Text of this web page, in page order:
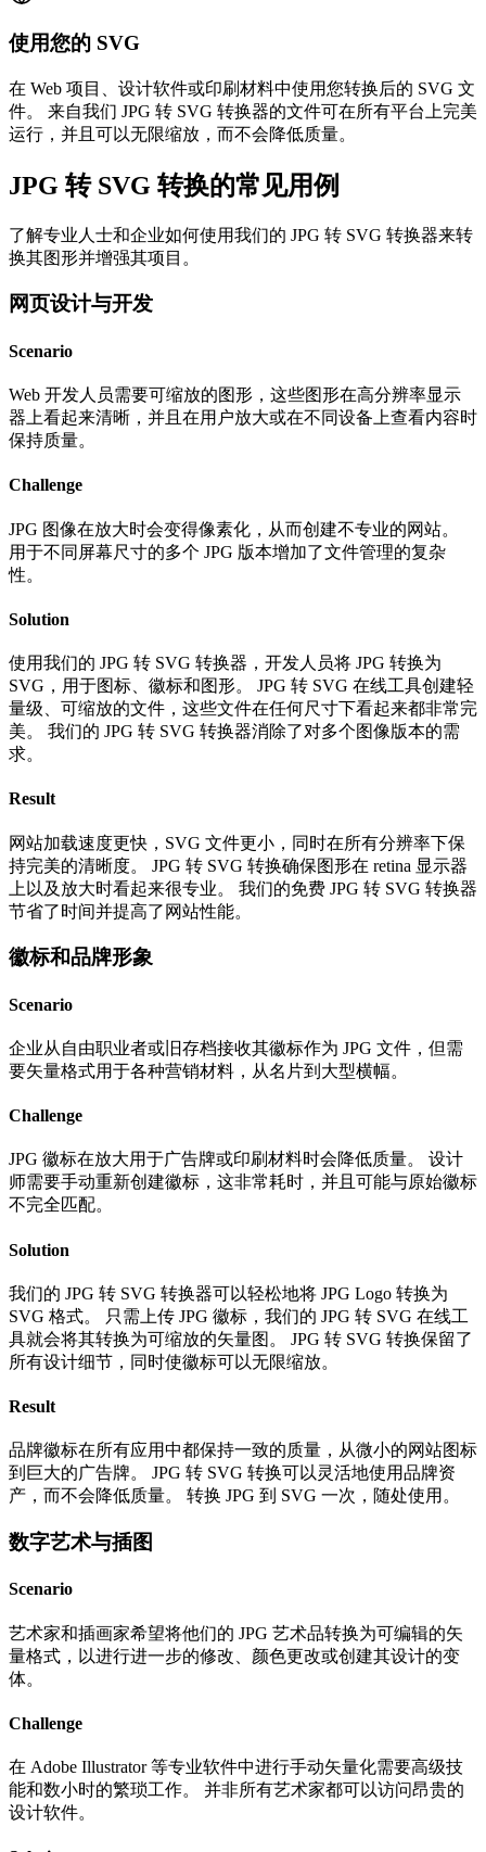
使用您的 SVG
在 Web 项目、设计软件或印刷材料中使用您转换后的 SVG 文
件。 来自我们 JPG 转 SVG 转换器的文件可在所有平台上完美
运行，并且可以无限缩放，而不会降低质量。
JPG 转 SVG 转换的常见用例
了解专业人士和企业如何使用我们的 JPG 转 SVG 转换器来转
换其图形并增强其项目。
网页设计与开发
Scenario
Web 开发人员需要可缩放的图形，这些图形在高分辨率显示
器上看起来清晰，并且在用户放大或在不同设备上查看内容时
保持质量。
Challenge
JPG 图像在放大时会变得像素化，从而创建不专业的网站。
用于不同屏幕尺寸的多个 JPG 版本增加了文件管理的复杂
性。
Solution
使用我们的 JPG 转 SVG 转换器，开发人员将 JPG 转换为
SVG，用于图标、徽标和图形。 JPG 转 SVG 在线工具创建轻
量级、可缩放的文件，这些文件在任何尺寸下看起来都非常完
美。 我们的 JPG 转 SVG 转换器消除了对多个图像版本的需
求。
Result
网站加载速度更快，SVG 文件更小，同时在所有分辨率下保
持完美的清晰度。 JPG 转 SVG 转换确保图形在 retina 显示器
上以及放大时看起来很专业。 我们的免费 JPG 转 SVG 转换器
节省了时间并提高了网站性能。
徽标和品牌形象
Scenario
企业从自由职业者或旧存档接收其徽标作为 JPG 文件，但需
要矢量格式用于各种营销材料，从名片到大型横幅。
Challenge
JPG 徽标在放大用于广告牌或印刷材料时会降低质量。 设计
师需要手动重新创建徽标，这非常耗时，并且可能与原始徽标
不完全匹配。
Solution
我们的 JPG 转 SVG 转换器可以轻松地将 JPG Logo 转换为
SVG 格式。 只需上传 JPG 徽标，我们的 JPG 转 SVG 在线工
具就会将其转换为可缩放的矢量图。 JPG 转 SVG 转换保留了
所有设计细节，同时使徽标可以无限缩放。
Result
品牌徽标在所有应用中都保持一致的质量，从微小的网站图标
到巨大的广告牌。 JPG 转 SVG 转换可以灵活地使用品牌资
产，而不会降低质量。 转换 JPG 到 SVG 一次，随处使用。
数字艺术与插图
Scenario
艺术家和插画家希望将他们的 JPG 艺术品转换为可编辑的矢
量格式，以进行进一步的修改、颜色更改或创建其设计的变
体。
Challenge
在 Adobe Illustrator 等专业软件中进行手动矢量化需要高级技
能和数小时的繁琐工作。 并非所有艺术家都可以访问昂贵的
设计软件。